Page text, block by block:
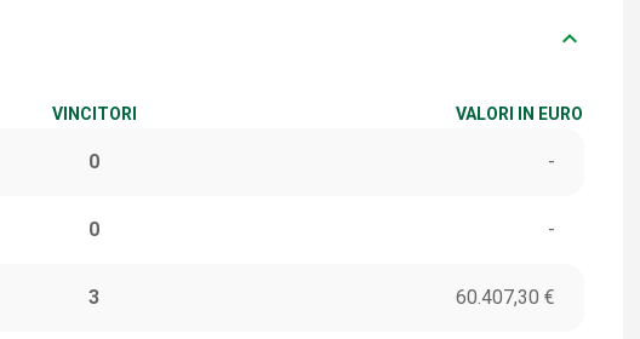
keyboard_arrow_down
VINCITORI VALORI IN EURO
0 -
0 -
3 60.407,30 €